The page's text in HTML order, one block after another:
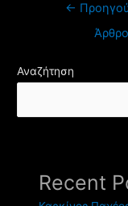
←
Άρθρο
Αναζήτηση
Recent